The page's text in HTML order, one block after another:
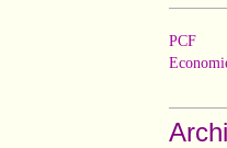
PCF